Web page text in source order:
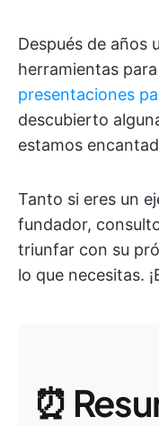
Después de años
herramientas
presentaciones
descubierto
estamos
Tanto si eres un
fundador,
triunfar con su
lo que necesitas.
⏰